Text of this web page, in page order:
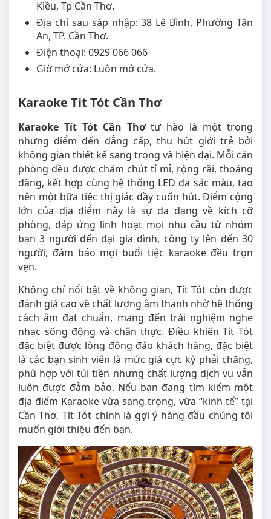
Kiều, Tp Cần Thơ.
Địa chỉ sau sáp nhập: 38 Lê Bình, Phường Tân
An, TP. Cần Thơ.
Điện thoại: 0929 066 066
Giờ mở cửa: Luôn mở cửa.
Karaoke Tit Tót Cần Thơ
Karaoke Tít Tót Cần Thơtự hào là một trong
nhưng điểm đến đẳng cấp, thu hút giới trẻ bởi
không gian thiết kế sang trọng và hiện đại. Mỗi căn
phòng đều được chăm chút tỉ mỉ, rộng rãi, thoáng
đãng, kết hợp cùng hệ thống LED đa sắc màu, tạo
nên một bữa tiệc thị giác đầy cuốn hút. Điểm cộng
lớn của địa điểm này là sự đa dạng về kích cỡ
phòng, đáp ứng linh hoạt mọi nhu cầu từ nhóm
bạn 3 người đến đại gia đình, công ty lên đến 30
người, đảm bảo mọi buổi tiệc karaoke đều trọn
vẹn.
Không chỉ nổi bật về không gian, Tít Tót còn được
đánh giá cao về chất lượng âm thanh nhờ hệ thống
cách âm đạt chuẩn, mang đến trải nghiệm nghe
nhạc sống động và chân thực. Điều khiến Tít Tót
đặc biệt được lòng đông đảo khách hàng, đặc biệt
là các bạn sinh viên là mức giá cực kỳ phải chăng,
phù hợp với túi tiền nhưng chất lượng dịch vụ vẫn
luôn được đảm bảo. Nếu bạn đang tìm kiếm một
địa điểm Karaoke vừa sang trọng, vừa “kinh tế” tại
Cần Thơ, Tít Tót chính là gợi ý hàng đầu chúng tôi
muốn giới thiệu đến bạn.